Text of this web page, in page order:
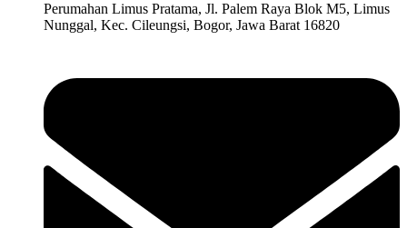
Perumahan Limus Pratama, Jl. Palem Raya Blok M5, Limus
Nunggal, Kec. Cileungsi, Bogor, Jawa Barat 16820